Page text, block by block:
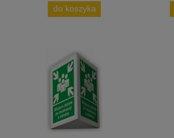
do koszyka